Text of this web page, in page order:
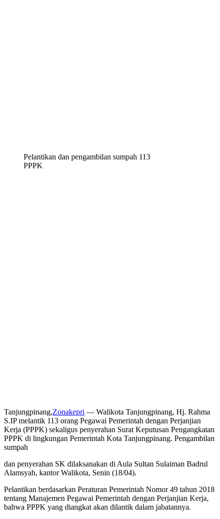
Pelantikan dan pengambilan sumpah 113
PPPK
Tanjungpinang,Zonakepri — Walikota Tanjungpinang, Hj. Rahma
S.IP melantik 113 orang Pegawai Pemerintah dengan Perjanjian
Kerja (PPPK) sekaligus penyerahan Surat Keputusan Pengangkatan
PPPK di lingkungan Pemerintah Kota Tanjungpinang. Pengambilan
sumpah
dan penyerahan SK dilaksanakan di Aula Sultan Sulaiman Badrul
Alamsyah, kantor Walikota, Senin (18/04).
Pelantikan berdasarkan Peraturan Pemerintah Nomor 49 tahun 2018
tentang Manajemen Pegawai Pemerintah dengan Perjanjian Kerja,
bahwa PPPK yang diangkat akan dilantik dalam jabatannya.